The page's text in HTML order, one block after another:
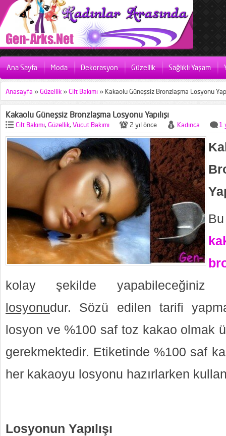
Ana Sayfa Moda Dekorasyon Güzellik Sağlıklı Yaşam
Anasayfa »Güzellik »Cilt Bakımı » Kakaolu Güneşsiz Bronzlaşma Losyonu
Kakaolu Güneşsiz Bronzlaşma Losyonu Yapılışı
Cilt Bakımı, Güzellik, Vücut Bakımı 2 yıl önce Kadınca 1
kolay şekilde yapabileceğiniz
losyonudur. Sözü edilen tarifi
losyon ve %100 saf toz kakao olmak
gerekmektedir. Etiketinde %100 saf
her kakaoyu losyonu hazırlarken
Losyonun Yapılışı